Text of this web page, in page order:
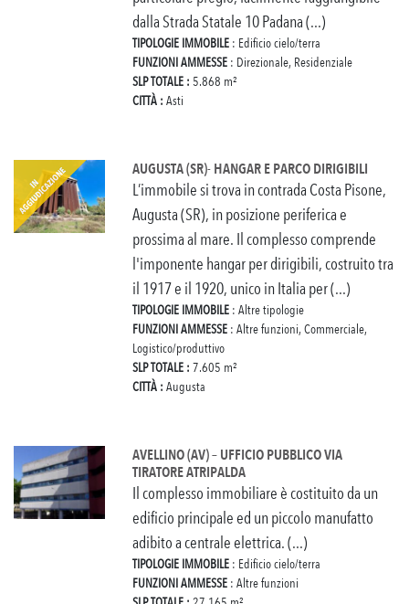
dalla Strada Statale 10 Padana (...)
TIPOLOGIE IMMOBILE : Edificio cielo/terra
FUNZIONI AMMESSE : Direzionale, Residenziale
SLP TOTALE : 5.868 m²
CITTÀ : Asti
AUGUSTA (SR)- HANGAR E PARCO DIRIGIBILI
L’immobile si trova in contrada Costa Pisone,
Augusta (SR), in posizione periferica e
prossima al mare. Il complesso comprende
l'imponente hangar per dirigibili, costruito tra
il 1917 e il 1920, unico in Italia per (...)
TIPOLOGIE IMMOBILE : Altre tipologie
FUNZIONI AMMESSE : Altre funzioni, Commerciale,
Logistico/produttivo
SLP TOTALE : 7.605 m²
CITTÀ : Augusta
AVELLINO (AV) – UFFICIO PUBBLICO VIA
TIRATORE ATRIPALDA
Il complesso immobiliare è costituito da un
edificio principale ed un piccolo manufatto
adibito a centrale elettrica. (...)
TIPOLOGIE IMMOBILE : Edificio cielo/terra
FUNZIONI AMMESSE : Altre funzioni